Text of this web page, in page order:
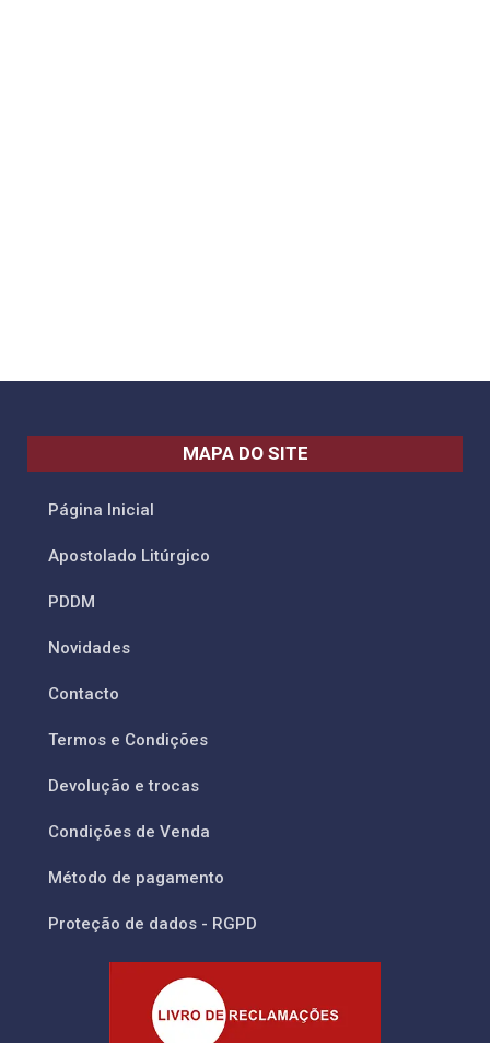
MAPA DO SITE
Página Inicial
Apostolado Litúrgico
PDDM
Novidades
Contacto
Termos e Condições
Devolução e trocas
Condições de Venda
Método de pagamento
Proteção de dados - RGPD